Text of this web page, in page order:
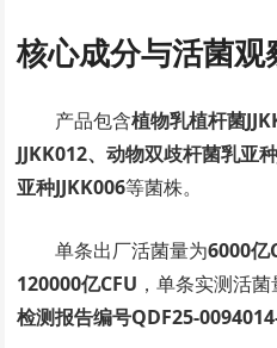
核心成分与活菌观
产品包含植物乳植杆菌
JJKK012、动物双歧杆菌乳亚
亚种JJKK006等菌株。
单条出厂活菌量为6000亿
120000亿CFU ，单条实测活
检测报告编号QDF25-